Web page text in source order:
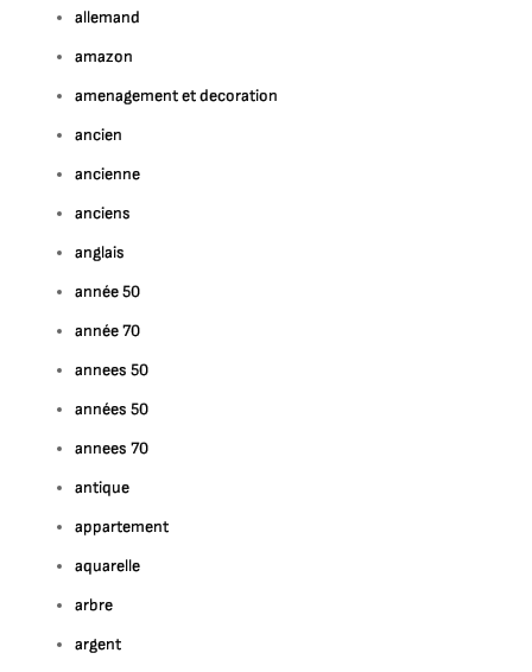
allemand
amazon
amenagement et decoration
ancien
ancienne
anciens
anglais
année 50
année 70
annees 50
années 50
annees 70
antique
appartement
aquarelle
arbre
argent